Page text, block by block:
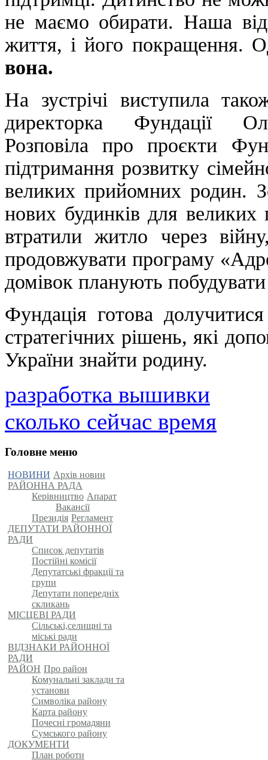
не маємо обирати. Наша
життя, і його покращення.
вона.
На зустрічі виступила
директорка Фундації
Розповіла про проєкти
підтримання розвитку
великих прийомних родин.
нових будинків для
втратили житло через
продовжувати програму
домівок планують
Фундація готова
стратегічних рішень, які
України знайти родину.
разработка вышивки
сколько сейчас время
Головне меню
НОВИНИ Архів новин
РАЙОННА РАДА
Керівництво Апарат
Вакансії
Президія Регламент
ДЕПУТАТИ РАЙОННОЇ
РАДИ
Список депутатів
Постійні комісії
Депутатські фракції та
групи
Депутати попередніх
скликань
МІСЦЕВІ РАДИ
Сільські,селищні та
міські ради
ВІДЗНАКИ РАЙОННОЇ
РАДИ
РАЙОН Про район
Комунальні заклади та
установи
Символіка району
Карта району
Почесні громадяни
Сумського району
ДОКУМЕНТИ
План роботи